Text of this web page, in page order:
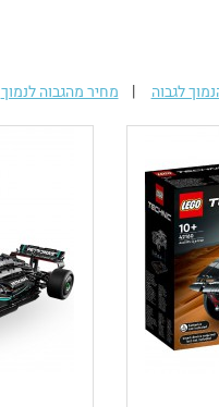
לגבוה | מחיר מהגבוה לנמוך